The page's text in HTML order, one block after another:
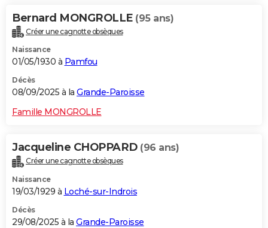
Bernard MONGROLLE (95 ans)
Créer une cagnotte obsèques
Naissance
01/05/1930 à Pamfou
Décès
08/09/2025 à la Grande-Paroisse
Famille MONGROLLE
Jacqueline CHOPPARD (96 ans)
Créer une cagnotte obsèques
Naissance
19/03/1929 à Loché-sur-Indrois
Décès
29/08/2025 à la Grande-Paroisse